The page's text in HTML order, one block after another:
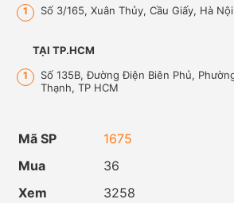
1 Số 3/165, Xuân Thủy, Cầu Giấy, Hà
TẠI TP.HCM
1
Số 135B, Đường Điện Biên Phủ,
Thạnh, TP HCM
Mã SP
1675
Mua
36
Xem
3258